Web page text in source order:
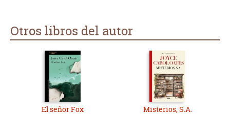
Otros libros del autor
El señor Fox Misterios, S.A.